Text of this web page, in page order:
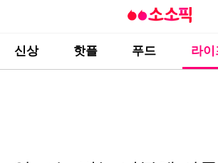
신상 핫플 푸드 라이